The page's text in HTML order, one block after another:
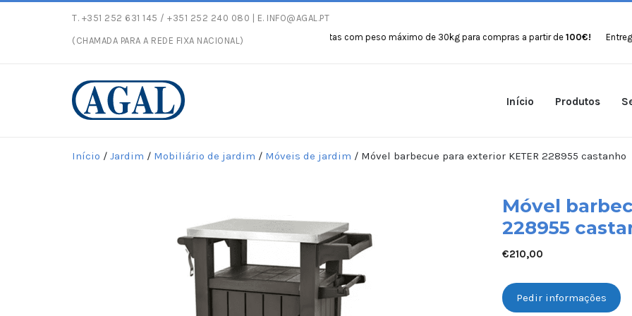
T. +351 252 631 145 / +351 252 240 080 | E. INFO@AGAL.PT
(CHAMADA PARA A REDE FIXA NACIONAL)Entregas gratuitas com peso máximo de 30kg para compras a partir de100€! Entregas
Início Produtos
Início / Jardim / Mobiliário de jardim / Móveis de jardim / Móvel barbecue para exterior KETER 228955 castanho
Móvel
228955
€210,00
Pedir informações